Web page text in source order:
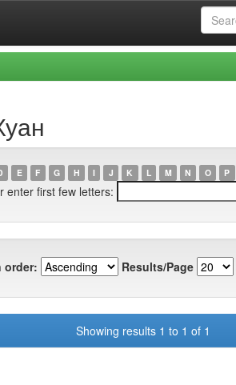
E F G H I J K L M N O P
enter first few letters:
order: Results/Page
Showing results 1 to 1 of 1